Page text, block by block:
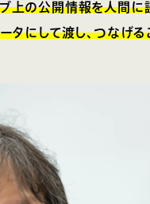
上の公開情報を人間に
タにして渡し、つなげ